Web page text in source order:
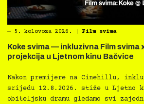
― 5. kolovoza 2026. Film svima
Koke svima — inkluzivna Film svima
projekcija u Ljetnom kinu Bačvice
Nakon premijere na Cinehillu,
srijedu 12.8.2026. stiže u Ljetno
obiteljsku dramu gledamo svi